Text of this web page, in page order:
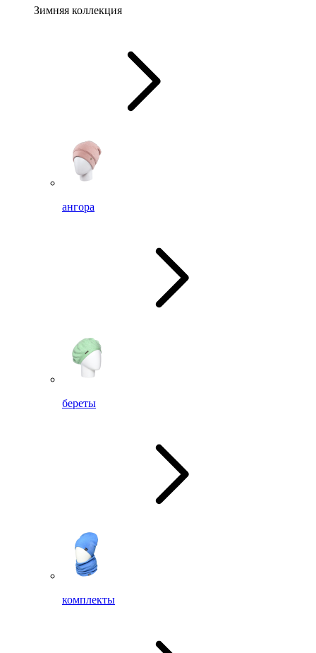
Зимняя коллекция
ангора
береты
комплекты